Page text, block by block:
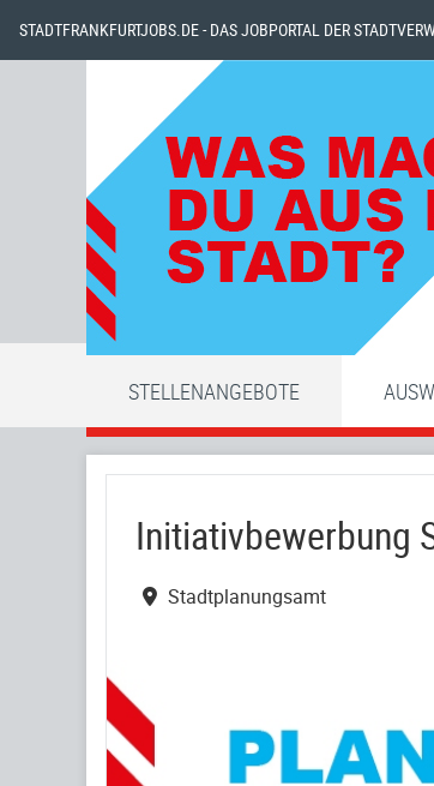
STADTFRANKFURTJOBS.DE - DAS JOBPORTAL DER
STELLENANGEBOTE
Initiativbewerbung
Stadtplanungsamt